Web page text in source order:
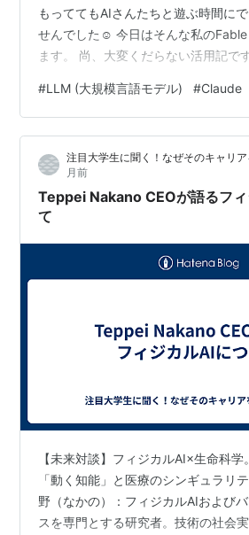
もっててもAIさんたちと遊ぶ時間に
せんでした☺️ 今日はそんな私の
ます。 尚、大変くだらない活用記で
ると思います。先に期待値調整をお願
#LLM (大規模言語モデル) #Claude
注目大学生に聞く！なぜそのキャリア
月前
Teppei Nakano CEOが語るフ
て
【未来対談】フィジカルAI×生命科
「動く知能」と医療のシンギュラリ
野（なかの）：フィジカルAIおよび
スを専門とする研究者。技術の社会